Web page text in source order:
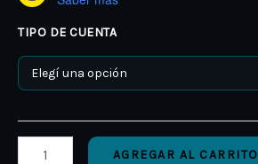
TIPO DE CUENTA
AGREGAR AL CARRITO